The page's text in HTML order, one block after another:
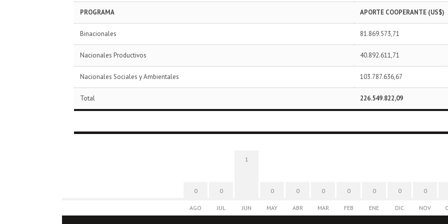
PROGRAMA APORTE COOPERANTE (US$)
Binacionales 81.869.573,71
Nacionales Productivos 40.892.611,71
Nacionales Sociales y Ambientales 103.787.636,67
Total 226.549.822,09
0
AGO
0
JUL
1
JUN
0
MAY
0
ABR
0
MAR
0
FEB
0
ENE
0
DIC
0
NOV